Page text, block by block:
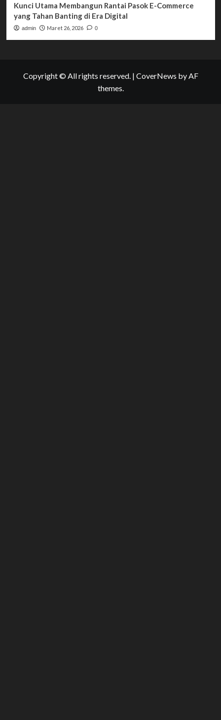
Kunci Utama Membangun Rantai Pasok E-Commerce
yang Tahan Banting di Era Digital
admin Maret 26, 2026 0
Copyright © All rights reserved. | CoverNews by AF
themes.